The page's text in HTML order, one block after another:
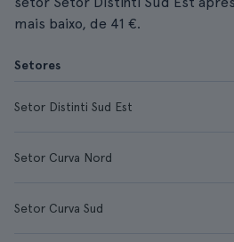
mais baixo, de 41 €.
Setores
Setor Distinti Sud Est
Setor Curva Nord
Setor Curva Sud